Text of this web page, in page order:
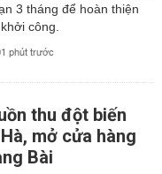
3 tháng để hoàn thiện
công.
phút trước
thu đột biến
mở cửa hàng
Bài